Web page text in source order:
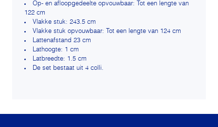
Op- en afloopgedeelte opvouwbaar: Tot een lengte van
122 cm
Vlakke stuk: 243.5 cm
Vlakke stuk opvouwbaar: Tot een lengte van 124 cm
Lattenafstand 23 cm
Lathoogte: 1 cm
Latbreedte: 1.5 cm
De set bestaat uit 4 colli.